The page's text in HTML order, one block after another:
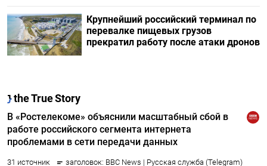
Крупнейший российский терминал по
перевалке пищевых грузов
прекратил работу после атаки дронов